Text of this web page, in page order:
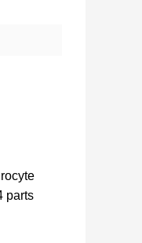
parts